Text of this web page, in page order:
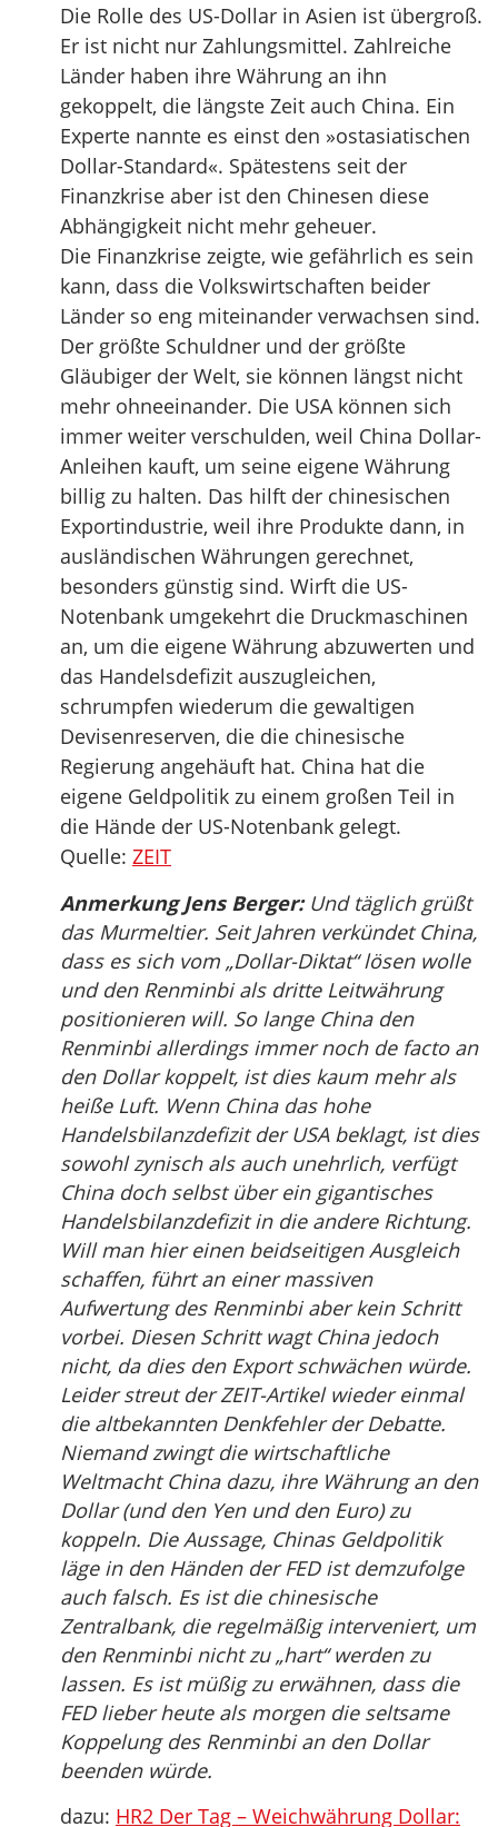
Die Rolle des US-Dollar in Asien ist übergroß.
Er ist nicht nur Zahlungsmittel. Zahlreiche
Länder haben ihre Währung an ihn
gekoppelt, die längste Zeit auch China. Ein
Experte nannte es einst den »ostasiatischen
Dollar-Standard«. Spätestens seit der
Finanzkrise aber ist den Chinesen diese
Abhängigkeit nicht mehr geheuer.
Die Finanzkrise zeigte, wie gefährlich es sein
kann, dass die Volkswirtschaften beider
Länder so eng miteinander verwachsen sind.
Der größte Schuldner und der größte
Gläubiger der Welt, sie können längst nicht
mehr ohneeinander. Die USA können sich
immer weiter verschulden, weil China Dollar-
Anleihen kauft, um seine eigene Währung
billig zu halten. Das hilft der chinesischen
Exportindustrie, weil ihre Produkte dann, in
ausländischen Währungen gerechnet,
besonders günstig sind. Wirft die US-
Notenbank umgekehrt die Druckmaschinen
an, um die eigene Währung abzuwerten und
das Handelsdefizit auszugleichen,
schrumpfen wiederum die gewaltigen
Devisenreserven, die die chinesische
Regierung angehäuft hat. China hat die
eigene Geldpolitik zu einem großen Teil in
die Hände der US-Notenbank gelegt.
Quelle: ZEIT
Anmerkung Jens Berger:Und täglich grüßt
das Murmeltier. Seit Jahren verkündet China,
dass es sich vom „Dollar-Diktat“ lösen wolle
und den Renminbi als dritte Leitwährung
positionieren will. So lange China den
Renminbi allerdings immer noch de facto an
den Dollar koppelt, ist dies kaum mehr als
heiße Luft. Wenn China das hohe
Handelsbilanzdefizit der USA beklagt, ist dies
sowohl zynisch als auch unehrlich, verfügt
China doch selbst über ein gigantisches
Handelsbilanzdefizit in die andere Richtung.
Will man hier einen beidseitigen Ausgleich
schaffen, führt an einer massiven
Aufwertung des Renminbi aber kein Schritt
vorbei. Diesen Schritt wagt China jedoch
nicht, da dies den Export schwächen würde.
Leider streut der ZEIT-Artikel wieder einmal
die altbekannten Denkfehler der Debatte.
Niemand zwingt die wirtschaftliche
Weltmacht China dazu, ihre Währung an den
Dollar (und den Yen und den Euro) zu
koppeln. Die Aussage, Chinas Geldpolitik
läge in den Händen der FED ist demzufolge
auch falsch. Es ist die chinesische
Zentralbank, die regelmäßig interveniert, um
den Renminbi nicht zu „hart“ werden zu
lassen. Es ist müßig zu erwähnen, dass die
FED lieber heute als morgen die seltsame
Koppelung des Renminbi an den Dollar
beenden würde.
dazu: HR2 Der Tag – Weichwährung Dollar: